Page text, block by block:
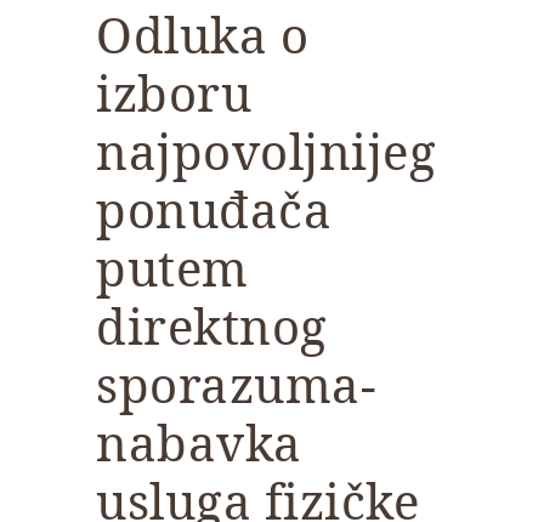
Odluka o
izboru
najpovoljnijeg
ponuđača
putem
direktnog
sporazuma-
nabavka
usluga fizičke